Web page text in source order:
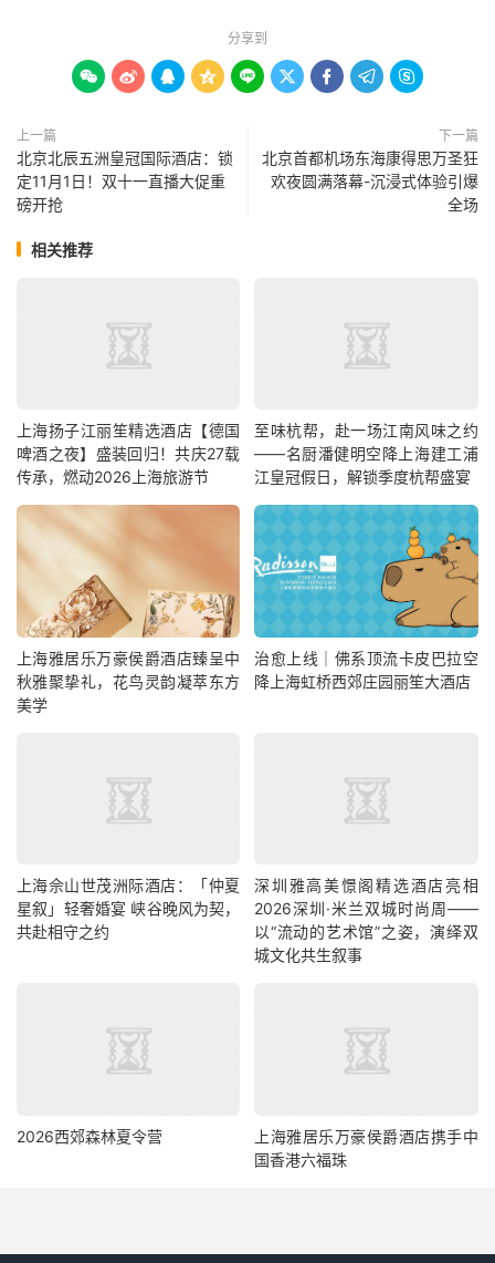
分享到
        
上一篇
北京北辰五洲皇冠国际酒店：锁
定11月1日！双十一直播大促重
磅开抢
下一篇
北京首都机场东海康得思万圣狂
欢夜圆满落幕-沉浸式体验引爆
全场
相关推荐
上海扬子江丽笙精选酒店【德国
啤酒之夜】盛装回归！共庆27载
传承，燃动2026上海旅游节
至味杭帮，赴一场江南风味之约
——名厨潘健明空降上海建工浦
江皇冠假日，解锁季度杭帮盛宴
上海雅居乐万豪侯爵酒店臻呈中
秋雅聚挚礼，花鸟灵韵凝萃东方
美学
治愈上线｜佛系顶流卡皮巴拉空
降上海虹桥西郊庄园丽笙大酒店
上海佘山世茂洲际酒店：「仲夏
星叙」轻奢婚宴 峡谷晚风为契，
共赴相守之约
深圳雅高美憬阁精选酒店亮相
2026深圳·米兰双城时尚周——
以“流动的艺术馆”之姿，演绎双
城文化共生叙事
2026西郊森林夏令营
上海雅居乐万豪侯爵酒店携手中
国香港六福珠